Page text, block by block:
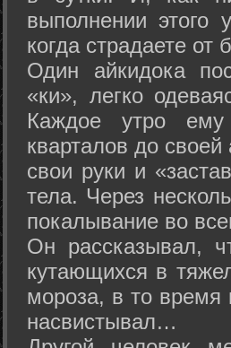
выполнении этого
когда страдаете от
Один айкидока
«ки», легко
Каждое утро ему
кварталов до своей
свои руки и
тела. Через
покалывание во
Он рассказывал,
кутающихся в
мороза, в то
насвистывал…